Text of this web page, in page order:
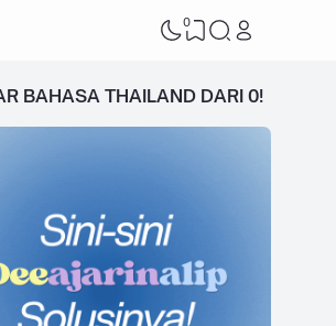
0
BAHASA THAILAND DARI 0!